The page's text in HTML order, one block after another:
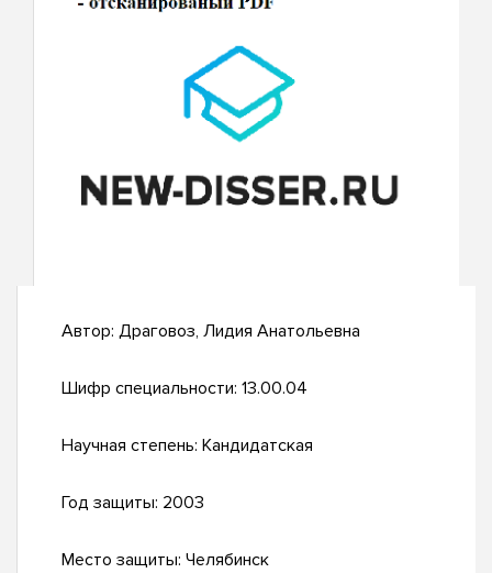
Автор: Драговоз, Лидия Анатольевна
Шифр специальности: 13.00.04
Научная степень: Кандидатская
Год защиты: 2003
Место защиты: Челябинск